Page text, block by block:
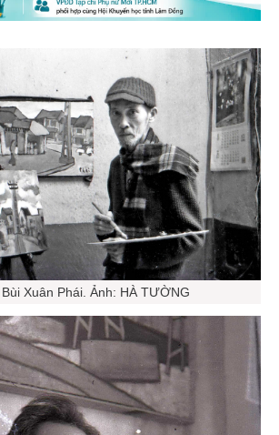
Xuân Phái. Ảnh: HÀ TƯỜNG